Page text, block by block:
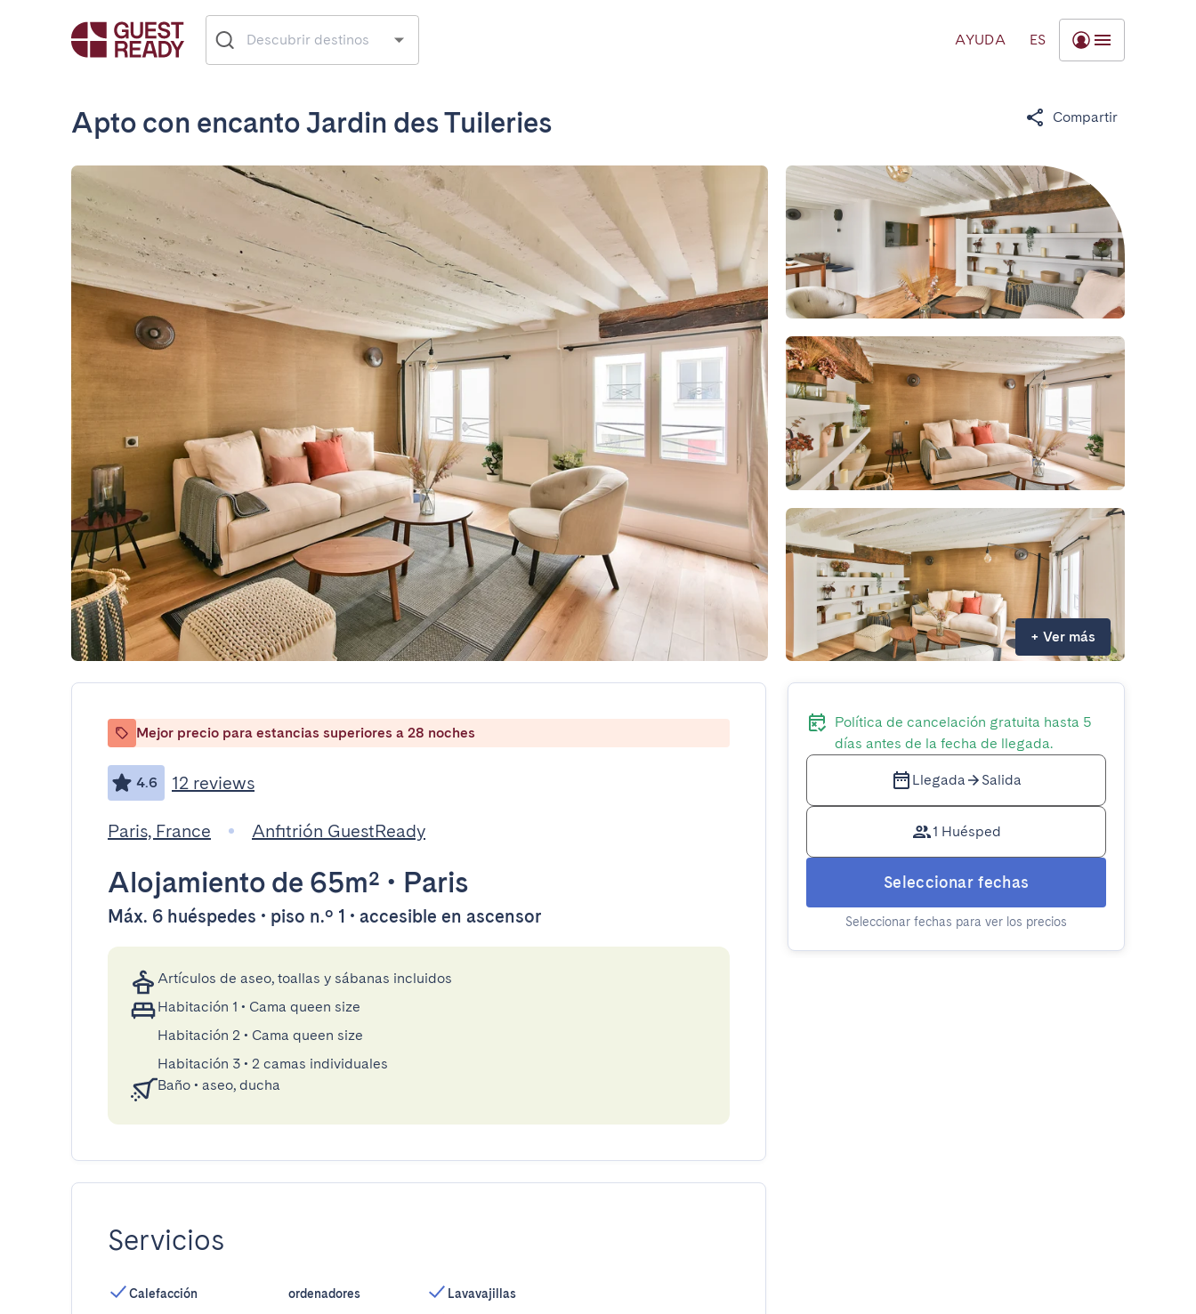
AYUDA ES
Apto con encanto Jardin des Tuileries Compartir
+ Ver más
Mejor precio para estancias superiores a 28 noches
4.6 12 reviews
Paris, France Anfitrión GuestReady
Alojamiento de 65m² • Paris
Máx. 6 huéspedes • piso n.º 1 • accesible en ascensor
Artículos de aseo, toallas y sábanas incluidos
Habitación 1 • Cama queen size
Habitación 2 • Cama queen size
Habitación 3 • 2 camas individuales
Baño • aseo, ducha
Servicios
Calefacción
ordenadores
Lavavajillas
Política de cancelación gratuita hasta 5
días antes de la fecha de llegada.
Llegada Salida
1 Huésped
Seleccionar fechas
Seleccionar fechas para ver los precios